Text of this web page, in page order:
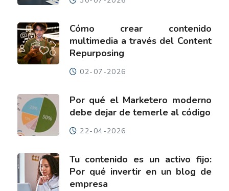
Cómo crear contenido
multimedia a través del Content
Repurposing
02-07-2026
Por qué el Marketero moderno
debe dejar de temerle al código
22-04-2026
Tu contenido es un activo fijo:
Por qué invertir en un blog de
empresa